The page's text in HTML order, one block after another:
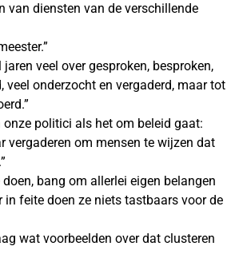
van diensten van de verschillende
veel over gesproken, besproken,
veel onderzocht en vergaderd, maar tot
onze politici als het om beleid gaat:
vergaderen om mensen te wijzen dat
bang om allerlei eigen belangen
in feite doen ze niets tastbaars voor de
wat voorbeelden over dat clusteren